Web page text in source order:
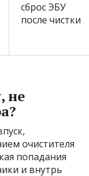
сброс ЭБУ
после чистки
не
очистителя
попадания
и внутрь